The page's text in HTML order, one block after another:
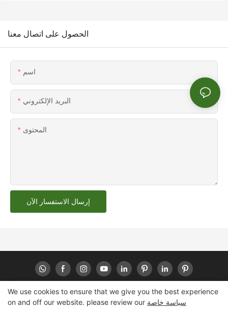
الحصول على اتصال معنا
اسم
البريد الإلكتروني
المحتوى
إرسال الاستفسار الآن
حقوق النشر © 2024 هواهينج -www.huahengpack.com
We use cookies to ensure that we give you the best experience
on and off our website. please review our سياسة خاصة